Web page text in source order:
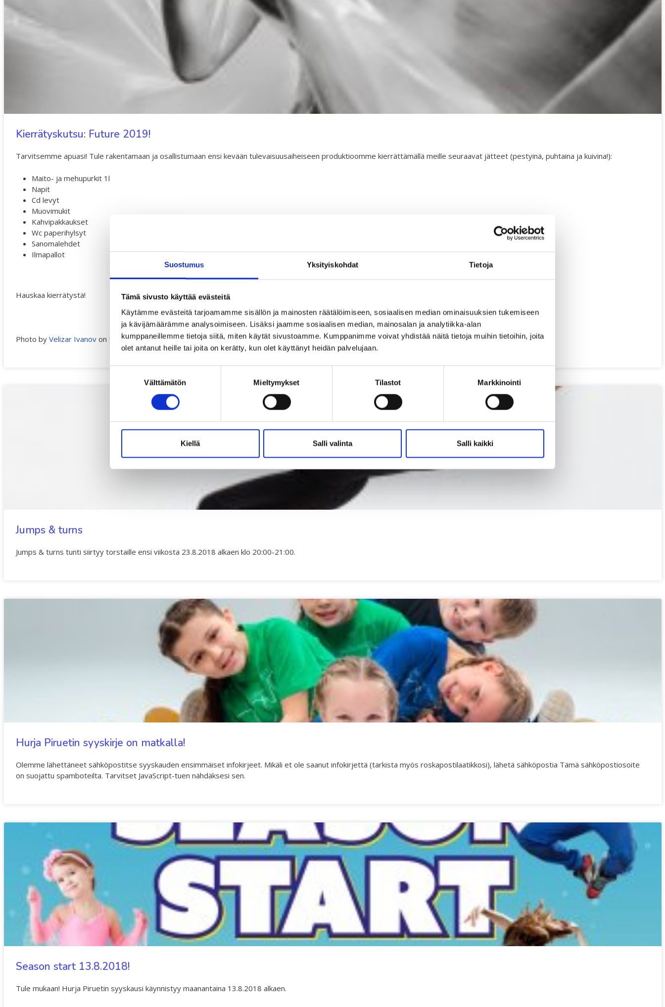
Suostumus Yksityiskohdat Tietoja
Tämä sivusto käyttää evästeitä
Käytämme evästeitä tarjoamamme sisällön ja mainosten räätälöimiseen, sosiaalisen median ominaisuuksien tukemiseen
ja kävijämäärämme analysoimiseen. Lisäksi jaamme sosiaalisen median, mainosalan ja analytiikka-alan
kumppaneillemme tietoja siitä, miten käytät sivustoamme. Kumppanimme voivat yhdistää näitä tietoja muihin tietoihin, joita
olet antanut heille tai joita on kerätty, kun olet käyttänyt heidän palvelujaan.
Välttämätön Mieltymykset Tilastot Markkinointi
Kiellä Salli valinta Salli kaikki
Kierrätyskutsu: Future 2019!
Tarvitsemme apuasi! Tule rakentamaan ja osallistumaan ensi kevään tulevaisuusaiheiseen produktioomme kierrättämällä meille seuraavat jätteet (pestyinä, puhtaina ja kuivina!):
Maito- ja mehupurkit 1l
Napit
Cd levyt
Muovimukit
Kahvipakkaukset
Wc paperihylsyt
Sanomalehdet
Ilmapallot
Hauskaa kierrätystä!
Photo by Velizar Ivanovon Unsplash
Jumps & turns
Jumps & turns tunti siirtyy torstaille ensi viikosta 23.8.2018 alkaen klo 20:00-21:00.
Hurja Piruetin syyskirje on matkalla!
Olemme lähettäneet sähköpostitse syyskauden ensimmäiset infokirjeet. Mikäli et ole saanut infokirjettä (tarkista myös roskapostilaatikkosi), lähetä sähköpostia Tämä sähköpostiosoite
on suojattu spamboteilta. Tarvitset JavaScript-tuen nähdäksesi sen.
Season start 13.8.2018!
Tule mukaan! Hurja Piruetin syyskausi käynnistyy maanantaina 13.8.2018 alkaen.